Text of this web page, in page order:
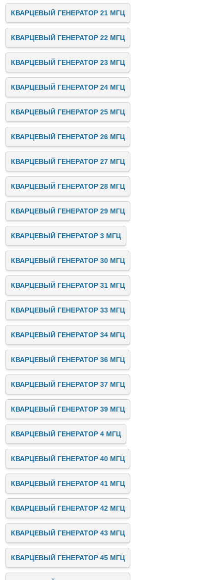
КВАРЦЕВЫЙ ГЕНЕРАТОР 21 МГЦ
КВАРЦЕВЫЙ ГЕНЕРАТОР 22 МГЦ
КВАРЦЕВЫЙ ГЕНЕРАТОР 23 МГЦ
КВАРЦЕВЫЙ ГЕНЕРАТОР 24 МГЦ
КВАРЦЕВЫЙ ГЕНЕРАТОР 25 МГЦ
КВАРЦЕВЫЙ ГЕНЕРАТОР 26 МГЦ
КВАРЦЕВЫЙ ГЕНЕРАТОР 27 МГЦ
КВАРЦЕВЫЙ ГЕНЕРАТОР 28 МГЦ
КВАРЦЕВЫЙ ГЕНЕРАТОР 29 МГЦ
КВАРЦЕВЫЙ ГЕНЕРАТОР 3 МГЦ
КВАРЦЕВЫЙ ГЕНЕРАТОР 30 МГЦ
КВАРЦЕВЫЙ ГЕНЕРАТОР 31 МГЦ
КВАРЦЕВЫЙ ГЕНЕРАТОР 33 МГЦ
КВАРЦЕВЫЙ ГЕНЕРАТОР 34 МГЦ
КВАРЦЕВЫЙ ГЕНЕРАТОР 36 МГЦ
КВАРЦЕВЫЙ ГЕНЕРАТОР 37 МГЦ
КВАРЦЕВЫЙ ГЕНЕРАТОР 39 МГЦ
КВАРЦЕВЫЙ ГЕНЕРАТОР 4 МГЦ
КВАРЦЕВЫЙ ГЕНЕРАТОР 40 МГЦ
КВАРЦЕВЫЙ ГЕНЕРАТОР 41 МГЦ
КВАРЦЕВЫЙ ГЕНЕРАТОР 42 МГЦ
КВАРЦЕВЫЙ ГЕНЕРАТОР 43 МГЦ
КВАРЦЕВЫЙ ГЕНЕРАТОР 45 МГЦ